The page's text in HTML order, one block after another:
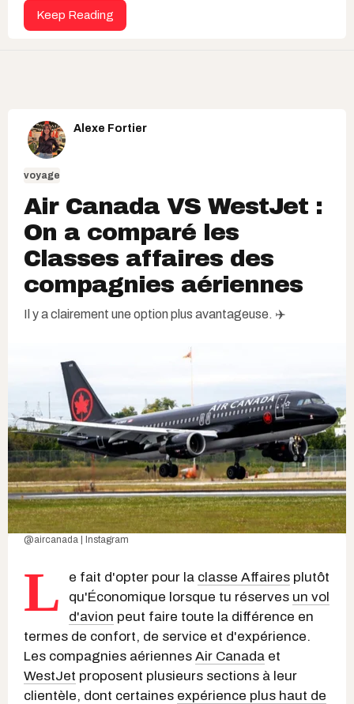
Keep Reading
Alexe Fortier
voyage
Air Canada VS WestJet :
On a comparé les
Classes affaires des
compagnies aériennes
Il y a clairement une option plus avantageuse. ✈️
@aircanada | Instagram
L e fait d'opter pour la classe Affaires plutôt
qu'Économique lorsque tu réserves un vol
d'avion peut faire toute la différence en
termes de confort, de service et d'expérience.
Les compagnies aériennes Air Canada et
WestJet proposent plusieurs sections à leur
clientèle, dont certaines expérience plus haut de